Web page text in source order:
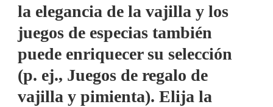
la elegancia de la vajilla y los
juegos de especias también
puede enriquecer su selección
(p. ej., Juegos de regalo de
vajilla y pimienta). Elija la